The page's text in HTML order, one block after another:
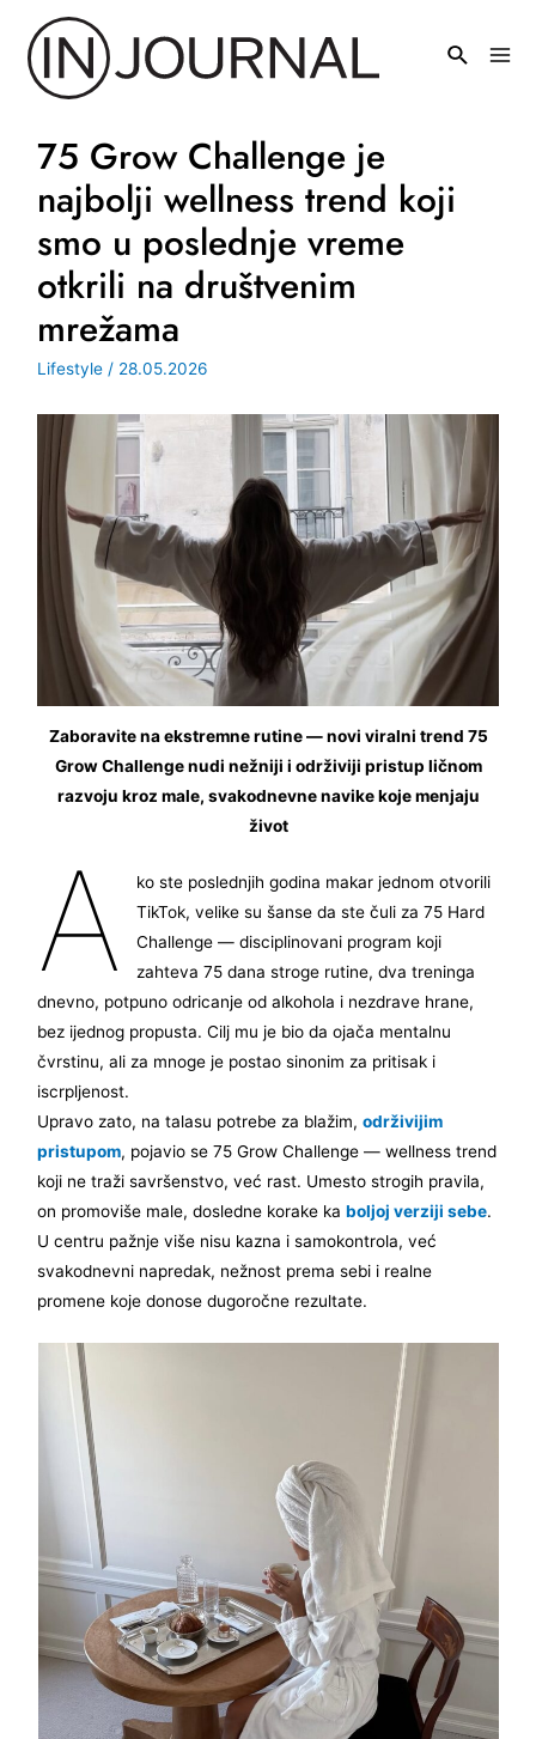
sadržaj
75 Grow Challenge je
najbolji wellness trend koji
smo u poslednje vreme
otkrili na društvenim
mrežama
Lifestyle / 28.05.2026
Zaboravite na ekstremne rutine — novi viralni trend 75
Grow Challenge nudi nežniji i održiviji pristup ličnom
razvoju kroz male, svakodnevne navike koje menjaju
život
A
ko ste poslednjih godina makar jednom otvorili
TikTok, velike su šanse da ste čuli za 75 Hard
Challenge — disciplinovani program koji
zahteva 75 dana stroge rutine, dva treninga
dnevno, potpuno odricanje od alkohola i nezdrave hrane,
bez ijednog propusta. Cilj mu je bio da ojača mentalnu
čvrstinu, ali za mnoge je postao sinonim za pritisak i
iscrpljenost.
Upravo zato, na talasu potrebe za blažim,održivijim
pristupom, pojavio se 75 Grow Challenge — wellness trend
koji ne traži savršenstvo, već rast. Umesto strogih pravila,
on promoviše male, dosledne korake kaboljoj verziji sebe.
U centru pažnje više nisu kazna i samokontrola, već
svakodnevni napredak, nežnost prema sebi i realne
promene koje donose dugoročne rezultate.